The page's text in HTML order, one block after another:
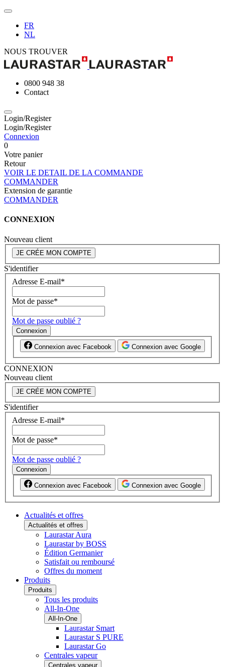
FR
NL
NOUS TROUVER
0800 948 38
Contact
Login/Register
Login/Register
Connexion
0
Votre panier
Retour
VOIR LE DETAIL DE LA COMMANDE
COMMANDER
Extension de garantie
COMMANDER
CONNEXION
Nouveau client
JE CRÉE MON COMPTE
S'identifier
Adresse E-mail*
Mot de passe*
Mot de passe oublié ?
Connexion
Connexion avec Facebook Connexion avec Google
CONNEXION
Nouveau client
JE CRÉE MON COMPTE
S'identifier
Adresse E-mail*
Mot de passe*
Mot de passe oublié ?
Connexion
Connexion avec Facebook Connexion avec Google
Actualités et offres
Actualités et offres
Laurastar Aura
Laurastar by BOSS
Édition Germanier
Satisfait ou remboursé
Offres du moment
Produits
Produits
Tous les produits
All-In-One
All-In-One
Laurastar Smart
Laurastar S PURE
Laurastar Go
Centrales vapeur
Centrales vapeur